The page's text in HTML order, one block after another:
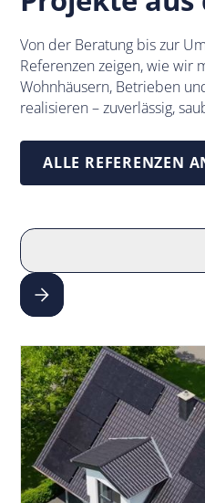
Von der Beratung bis zur
Referenzen zeigen, wie wir
Wohnhäusern, Betrieben
realisieren – zuverlässig,
ALLE REFERENZEN